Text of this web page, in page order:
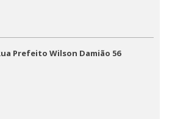
Prefeito Wilson Damião 56